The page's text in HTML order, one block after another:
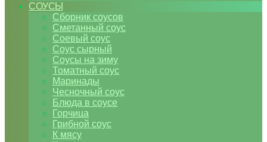
СОУСЫ
Сборник соусов
Сметанный соус
Соевый соус
Соус сырный
Соусы на зиму
Томатный соус
Маринады
Чесночный соус
Блюда в соусе
Горчица
Грибной соус
К мясу